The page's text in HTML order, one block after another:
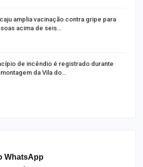
amplia vacinação contra gripe para
acima de seis…
de incêndio é registrado durante
da Vila do…
WhatsApp